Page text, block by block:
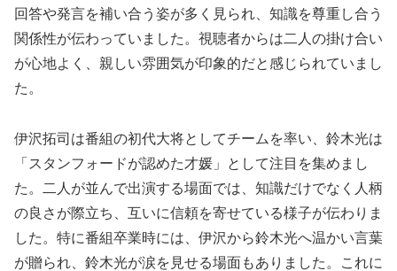
回答や発言を補い合う姿が多く見られ、知識を尊重し合う
関係性が伝わっていました。視聴者からは二人の掛け合い
が心地よく、親しい雰囲気が印象的だと感じられていまし
た。
伊沢拓司は番組の初代大将としてチームを率い、鈴木光は
「スタンフォードが認めた才媛」として注目を集めまし
た。二人が並んで出演する場面では、知識だけでなく人柄
の良さが際立ち、互いに信頼を寄せている様子が伝わりま
した。特に番組卒業時には、伊沢から鈴木光へ温かい言葉
が贈られ、鈴木光が涙を見せる場面もありました。これに